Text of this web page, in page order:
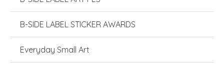
B-SIDE LABEL STICKER AWARDS
Everyday Small Art